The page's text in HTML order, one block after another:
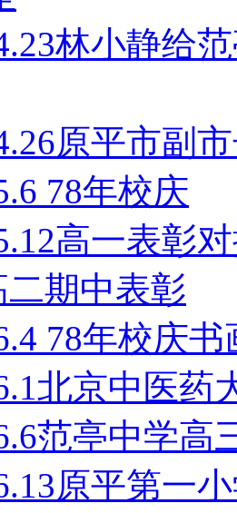
林小静给
原平市副
78年校庆
高一表彰
二期中表彰
78年校庆书
北京中医药
范亭中学高
原平第一